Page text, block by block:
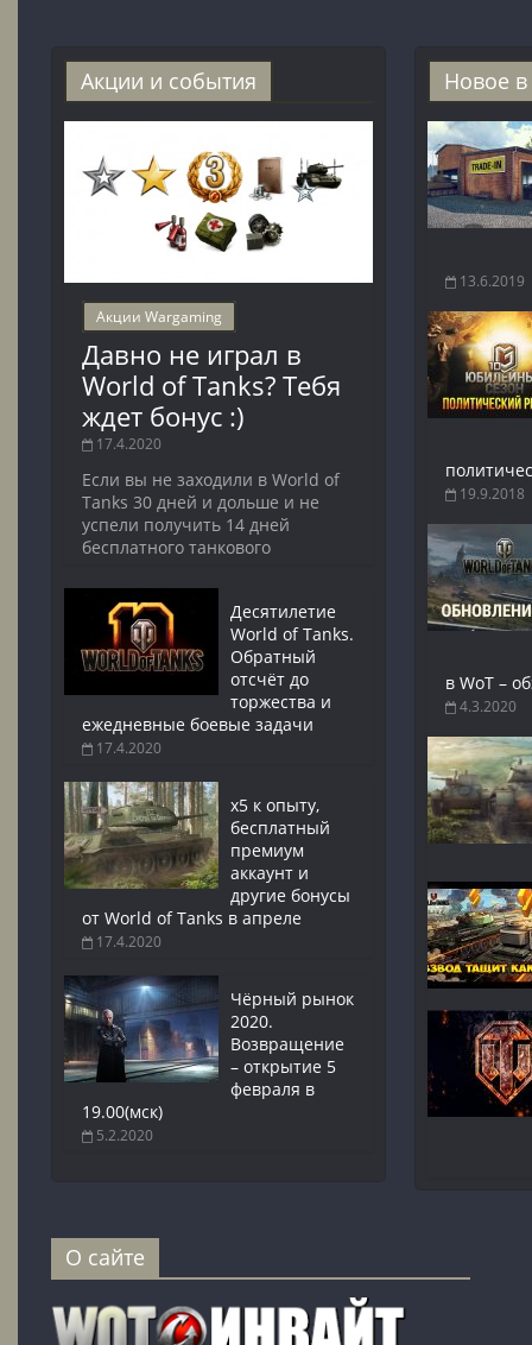
Акции и события
Акции Wargaming
Давно не играл в
World of Tanks? Тебя
ждет бонус :)
17.4.2020
Если вы не заходили в World of
Tanks 30 дней и дольше и не
успели получить 14 дней
бесплатного танкового
Десятилетие
World of Tanks.
Обратный
отсчёт до
торжества и
ежедневные боевые задачи
17.4.2020
x5 к опыту,
бесплатный
премиум
аккаунт и
другие бонусы
от World of Tanks в апреле
17.4.2020
Чёрный рынок
2020.
Возвращение
– открытие 5
февраля в
19.00(мск)
5.2.2020
Новое в
13.6.2019
19.9.2018
в WoT –
4.3.2020
О сайте